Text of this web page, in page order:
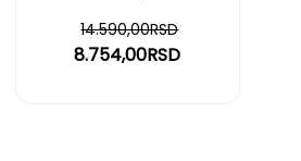
8.754,00RSD
14.590,00RSD